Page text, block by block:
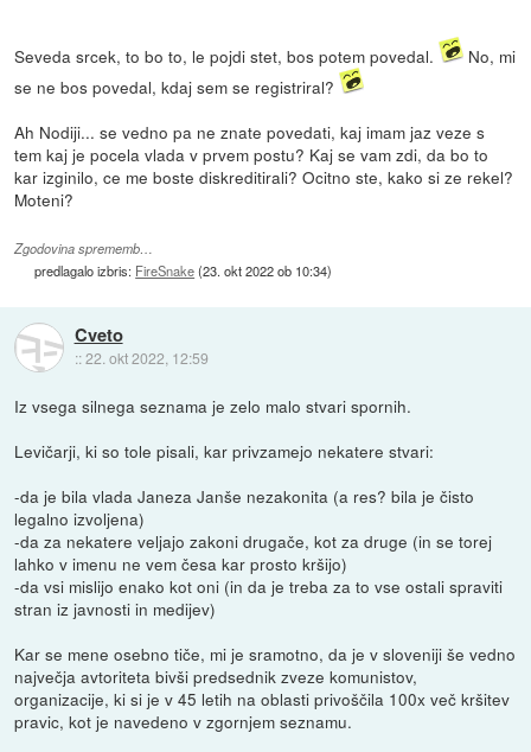
Seveda srcek, to bo to, le pojdi stet, bos potem povedal.
No, mi
se ne bos povedal, kdaj sem se registriral?
Ah Nodiji... se vedno pa ne znate povedati, kaj imam jaz veze s
tem kaj je pocela vlada v prvem postu? Kaj se vam zdi, da bo to
kar izginilo, ce me boste diskreditirali? Ocitno ste, kako si ze rekel?
Moteni?
Zgodovina sprememb…
predlagalo izbris: FireSnake(23. okt 2022 ob 10:34)
Cveto
::22. okt 2022, 12:59
Iz vsega silnega seznama je zelo malo stvari spornih.
Levičarji, ki so tole pisali, kar privzamejo nekatere stvari:
-da je bila vlada Janeza Janše nezakonita (a res? bila je čisto
legalno izvoljena)
-da za nekatere veljajo zakoni drugače, kot za druge (in se torej
lahko v imenu ne vem česa kar prosto kršijo)
-da vsi mislijo enako kot oni (in da je treba za to vse ostali spraviti
stran iz javnosti in medijev)
Kar se mene osebno tiče, mi je sramotno, da je v sloveniji še vedno
največja avtoriteta bivši predsednik zveze komunistov,
organizacije, ki si je v 45 letih na oblasti privoščila 100x več kršitev
pravic, kot je navedeno v zgornjem seznamu.